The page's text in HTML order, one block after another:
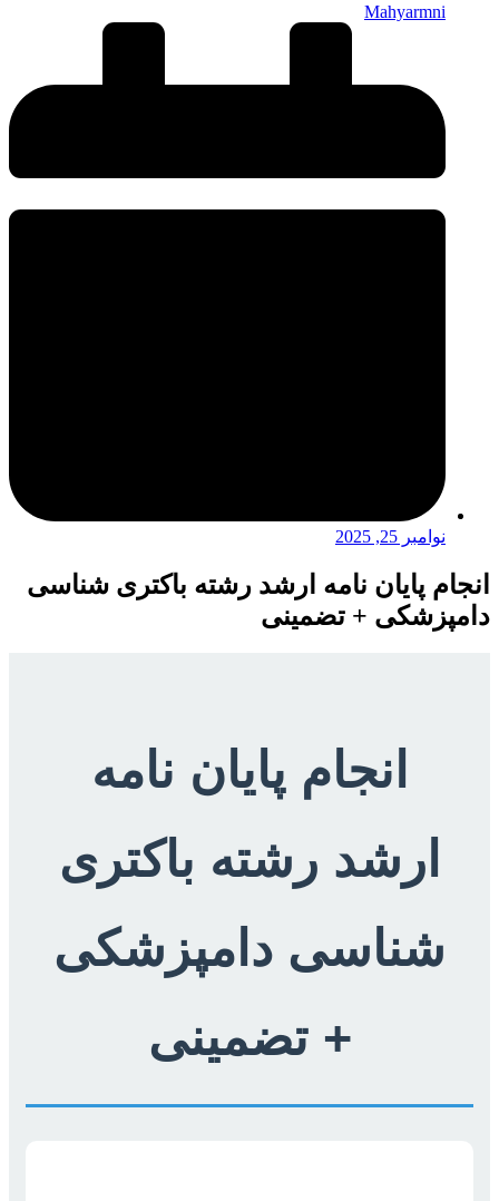
Mahyarmni
نوامبر 25, 2025
انجام پایان نامه ارشد رشته باکتری شناسی
دامپزشکی + تضمینی
انجام پایان نامه
ارشد رشته باکتری
شناسی دامپزشکی
+ تضمینی